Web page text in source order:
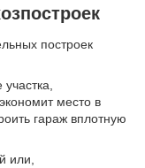
построек
место в
гараж вплотную
или,